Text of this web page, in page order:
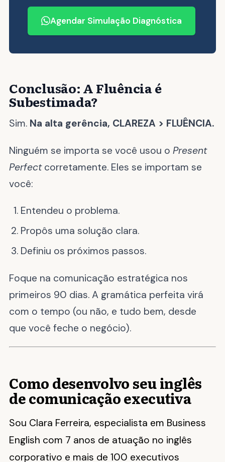
Agendar Simulação Diagnóstica
Conclusão: A Fluência é
Subestimada?
Sim. Na alta gerência, CLAREZA > FLUÊNCIA.
Ninguém se importa se você usou oPresent
Perfectcorretamente. Eles se importam se
você:
Entendeu o problema.
Propôs uma solução clara.
Definiu os próximos passos.
Foque na comunicação estratégica nos
primeiros 90 dias. A gramática perfeita virá
com o tempo (ou não, e tudo bem, desde
que você feche o negócio).
Como desenvolvo seu inglês
de comunicação executiva
Sou Clara Ferreira, especialista em Business
English com 7 anos de atuação no inglês
corporativo e mais de 100 executivos